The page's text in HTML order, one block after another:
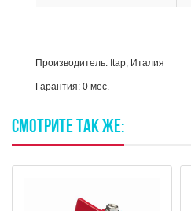
Производитель: Itap, Италия
Гарантия: 0 мес.
СМОТРИТЕ ТАКЖЕ: